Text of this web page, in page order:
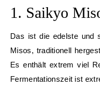
1. Saikyo
Das ist die edelste und
Misos, traditionell
Es enthält extrem viel
Fermentationszeit ist